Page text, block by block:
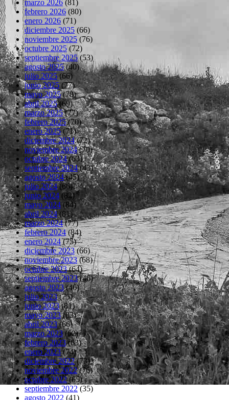
marzo 2026 (81)
febrero 2026 (80)
enero 2026 (71)
diciembre 2025 (66)
noviembre 2025 (76)
octubre 2025(72)
septiembre 2025(53)
agosto 2025(40)
julio 2025(66)
junio 2025 (77)
mayo 2025(78)
abril 2025(69)
marzo 2025(77)
febrero 2025(70)
enero 2025(71)
diciembre 2024(72)
noviembre 2024(70)
octubre 2024(63)
septiembre 2024(43)
agosto 2024(45)
julio 2024(66)
junio 2024 (82)
mayo 2024 (84)
abril 2024(81)
marzo 2024(77)
febrero 2024(84)
enero 2024(75)
diciembre 2023(66)
noviembre 2023(68)
octubre 2023(64)
septiembre 2023(46)
agosto 2023(46)
julio 2023(75)
junio 2023(81)
mayo 2023(83)
abril 2023(66)
marzo 2023(62)
febrero 2023(63)
enero 2023(74)
diciembre 2022(73)
noviembre 2022(76)
octubre 2022(65)
septiembre 2022 (35)
agosto 2022 (41)